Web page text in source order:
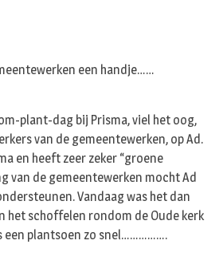
een handje……
plant-dag bij Prisma, viel het oog,
van de gemeentewerken, op Ad.
en heeft zeer zeker “groene
van de gemeentewerken mocht Ad
Vandaag was het dan
het schoffelen rondom de Oude kerk
een plantsoen zo snel…………….